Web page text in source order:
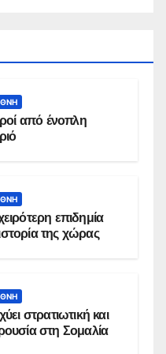
από ένοπλη
επιδημία
της χώρας
στρατιωτική και
στη Σομαλία